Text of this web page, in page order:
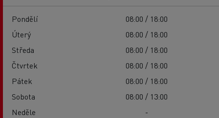
Pondělí
08:00 / 18:00
Úterý
08:00 / 18:00
Středa
08:00 / 18:00
Čtvrtek
08:00 / 18:00
Pátek
08:00 / 18:00
Sobota
08:00 / 13:00
Neděle
-